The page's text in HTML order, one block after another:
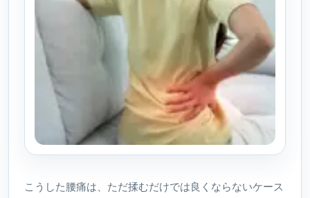
こうした腰痛は、ただ揉むだけでは良くならないケース